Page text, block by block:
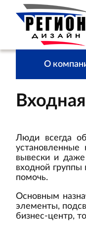
О
Люди всегда
установленные
вывески и
входной группы
помочь.
Основным
элементы,
бизнес-центр,